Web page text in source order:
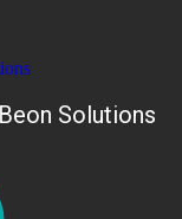
Solutions